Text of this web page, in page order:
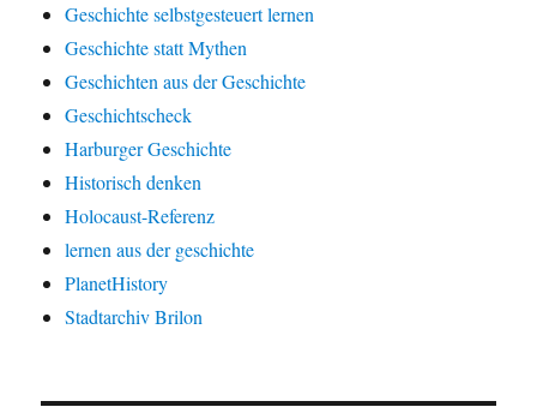
Geschichte selbstgesteuert lernen
Geschichte statt Mythen
Geschichten aus der Geschichte
Geschichtscheck
Harburger Geschichte
Historisch denken
Holocaust-Referenz
lernen aus der geschichte
PlanetHistory
Stadtarchiv Brilon